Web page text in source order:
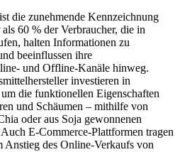
die zunehmende Kennzeichnung
60 % der Verbraucher, die in
halten Informationen zu
beeinflussen ihre
und Offline-Kanäle hinweg.
investieren in
die funktionellen Eigenschaften
und Schäumen – mithilfe von
oder aus Soja gewonnenen
E-Commerce-Plattformen tragen
Anstieg des Online-Verkaufs von